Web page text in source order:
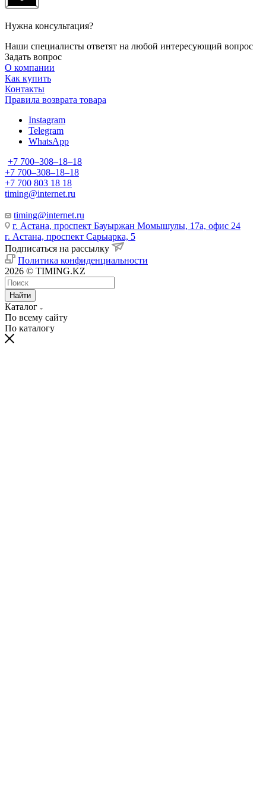
Нужна консультация?
Наши специалисты ответят на любой интересующий вопрос
Задать вопрос
О компании
Как купить
Контакты
Правила возврата товара
Instagram
Telegram
WhatsApp
+7 700‒308‒18‒18
+7 700‒308‒18‒18
+7 700 803 18 18
timing@internet.ru
timing@internet.ru
г. Астана, проспект Бауыржан Момышулы, 17а, офис 24
г. Астана, проспект Сарыарка, 5
Подписаться на рассылку
Политика конфиденциальности
2026 © TIMING.KZ
Найти
Каталог
По всему сайту
По каталогу